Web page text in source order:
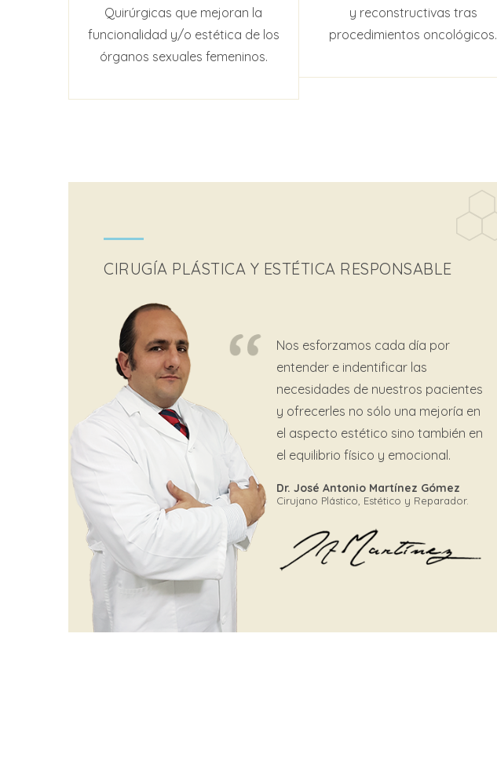
Quirúrgicas que mejoran la
funcionalidad y/o estética de los
órganos sexuales femeninos.
y reconstructivas tras
procedimientos oncológicos.
CIRUGÍA PLÁSTICA Y ESTÉTICA RESPONSABLE
Nos esforzamos cada día por
entender e indentificar las
necesidades de nuestros pacientes
y ofrecerles no sólo una mejoría en
el aspecto estético sino también en
el equilibrio físico y emocional.
Dr. José Antonio Martínez Gómez
Cirujano Plástico, Estético y Reparador.